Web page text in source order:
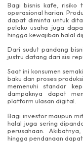
Bagi bisnis kafe, risiko
operasional harian.
dapat diminta untuk
pelaku usaha juga
hingga kewajiban halal
Dari sudut pandang
justru datang dari sisi
Saat ini konsumen
baku dan proses
memenuhi standar
dampaknya dapat
platform ulasan digital.
Bagi investor maupun
halal juga sering
perusahaan.
hingga pendanaan